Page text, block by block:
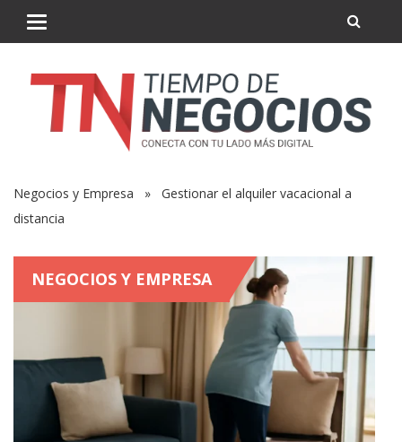
Negocios y Empresa » Gestionar el alquiler vacacional a
distancia
NEGOCIOS Y EMPRESA